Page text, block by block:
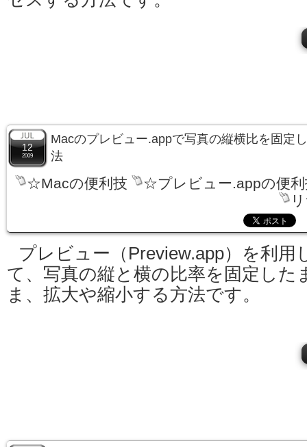
12
2009
Macのプレビュー.appで写真の縦横比を固定
法
☆Macの便利技
☆プレビュー.appの便利
プレビュー（Preview.app）を利用
て、写真の縦と横の比率を固定した
ま、拡大や縮小する方法です。